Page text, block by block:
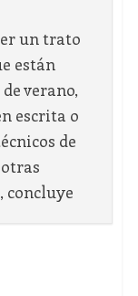
un trato
están
verano,
escrita o
de
concluye